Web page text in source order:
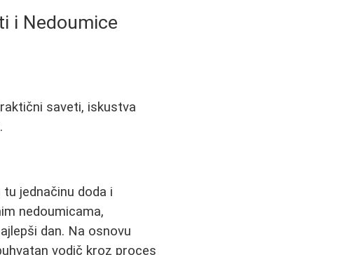
i Nedoumice
saveti, iskustva
jednačinu doda i
nedoumicama,
dan. Na osnovu
vodič kroz proces